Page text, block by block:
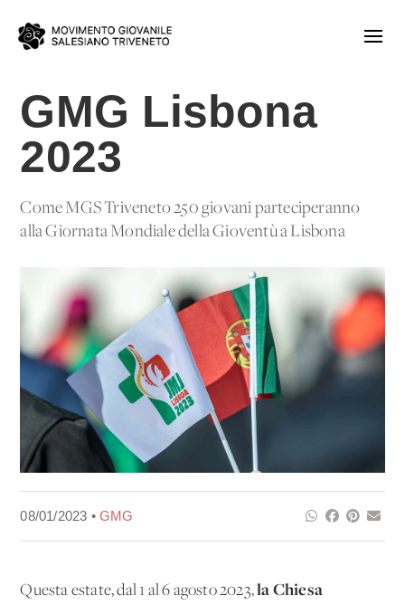
GMG Lisbona
2023
Come MGS Triveneto 250 giovani parteciperanno
alla Giornata Mondiale della Gioventù a Lisbona
08/01/2023 •GMG
Questa estate, dal 1 al 6 agosto 2023,la Chiesa